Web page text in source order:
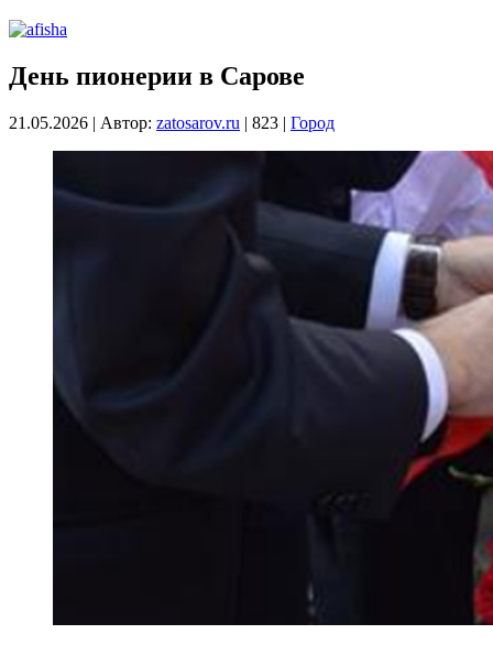
День пионерии в Сарове
21.05.2026 | Автор: zatosarov.ru | 823 | Город